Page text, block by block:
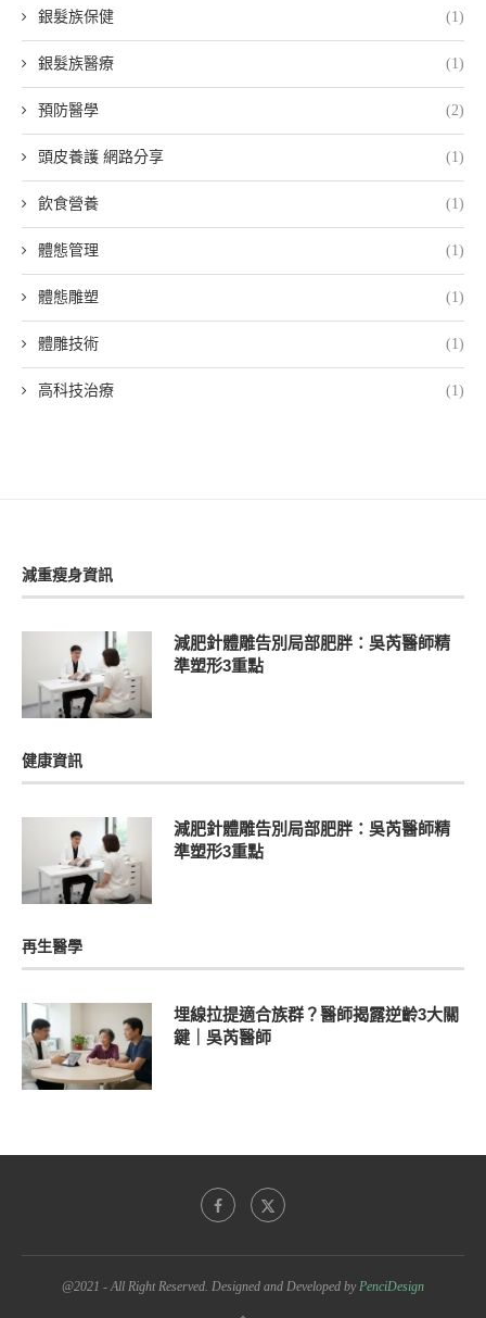
銀髮族保健 (1)
銀髮族醫療 (1)
預防醫學 (2)
頭皮養護 網路分享 (1)
飲食營養 (1)
體態管理 (1)
體態雕塑 (1)
體雕技術 (1)
高科技治療 (1)
減重瘦身資訊
減肥針體雕告別局部肥胖：吳芮醫師精
準塑形3重點
健康資訊
減肥針體雕告別局部肥胖：吳芮醫師精
準塑形3重點
再生醫學
埋線拉提適合族群？醫師揭露逆齡3大關
鍵｜吳芮醫師
@2021 - All Right Reserved. Designed and Developed byPenciDesign